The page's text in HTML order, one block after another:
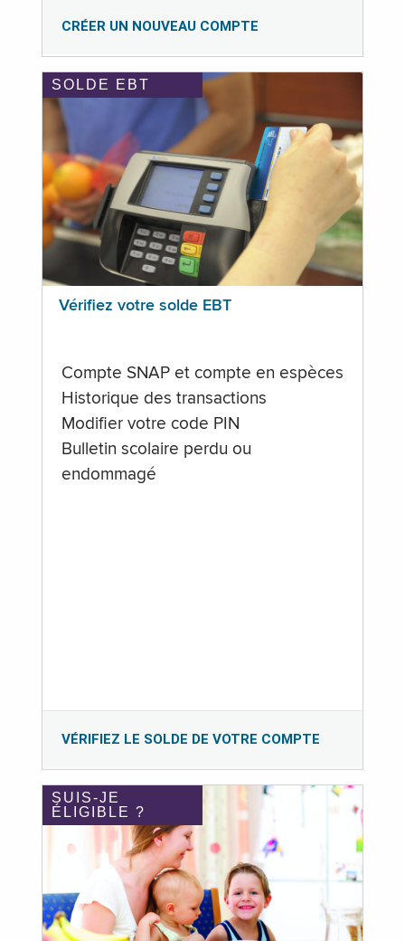
CRÉER UN NOUVEAU COMPTE
SOLDE EBT
Vérifiez votre solde EBT
Compte SNAP et compte en espèces
Historique des transactions
Modifier votre code PIN
Bulletin scolaire perdu ou
endommagé
VÉRIFIEZ LE SOLDE DE VOTRE COMPTE
SUIS-JE
ÉLIGIBLE ?